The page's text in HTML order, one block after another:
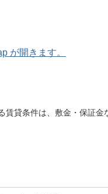
が開きます。
貸条件は、敷金・保証金